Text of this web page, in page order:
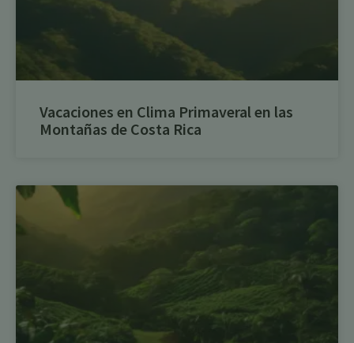
Vacaciones en Clima Primaveral en las
Montañas de Costa Rica